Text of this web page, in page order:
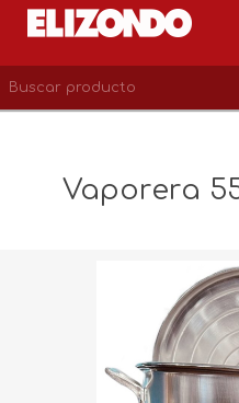
LISTA DE DESEOS
Vaporera